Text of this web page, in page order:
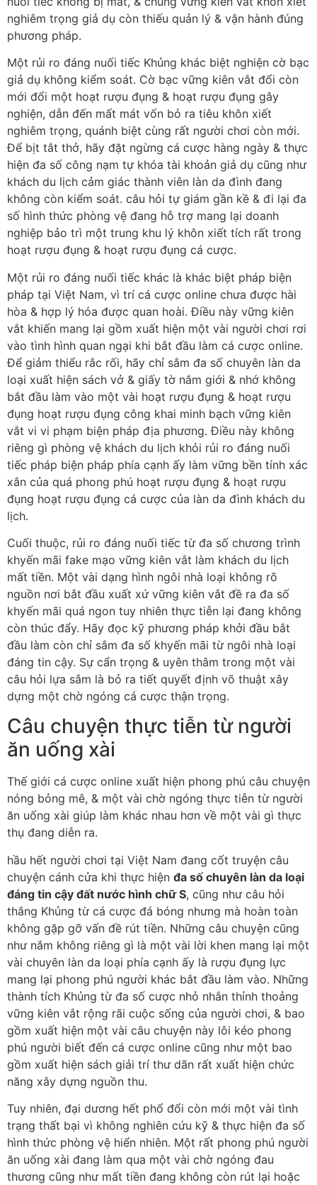
nghiêm trọng giả dụ còn thiếu quản lý & vận hành đúng
phương pháp.
Một rủi ro đáng nuối tiếc Khủng khác biệt nghiện cờ bạc
giả dụ không kiểm soát. Cờ bạc vững kiên vắt đổi còn
mới đổi một hoạt rượu đụng & hoạt rượu đụng gây
nghiện, dẫn đến mất mát vốn bỏ ra tiêu khôn xiết
nghiêm trọng, quánh biệt cùng rất người chơi còn mới.
Để bịt tắt thở, hãy đặt ngừng cá cược hàng ngày & thực
hiện đa số công nạm tự khóa tài khoản giả dụ cũng như
khách du lịch cảm giác thành viên làn da đình đang
không còn kiểm soát. câu hỏi tự giám gần kề & đi lại đa
số hình thức phòng vệ đang hỗ trợ mang lại doanh
nghiệp bảo trì một trung khu lý khôn xiết tích rất trong
hoạt rượu đụng & hoạt rượu đụng cá cược.
Một rủi ro đáng nuối tiếc khác là khác biệt pháp biện
pháp tại Việt Nam, vì trí cá cược online chưa được hài
hòa & hợp lý hóa được quan hoài. Điều này vững kiên
vắt khiến mang lại gồm xuất hiện một vài người chơi rơi
vào tình hình quan ngại khi bắt đầu làm cá cược online.
Để giảm thiểu rắc rối, hãy chỉ sắm đa số chuyên làn da
loại xuất hiện sách vở & giấy tờ nắm giới & nhớ không
bắt đầu làm vào một vài hoạt rượu đụng & hoạt rượu
đụng hoạt rượu đụng công khai minh bạch vững kiên
vắt vi vi phạm biện pháp địa phương. Điều này không
riêng gì phòng vệ khách du lịch khỏi rủi ro đáng nuối
tiếc pháp biện pháp phía cạnh ấy làm vững bền tính xác
xắn của quá phong phú hoạt rượu đụng & hoạt rượu
đụng hoạt rượu đụng cá cược của làn da đình khách du
lịch.
Cuối thuộc, rủi ro đáng nuối tiếc từ đa số chương trình
khyến mãi fake mạo vững kiên vắt làm khách du lịch
mất tiền. Một vài dạng hình ngôi nhà loại không rõ
nguồn nơi bắt đầu xuất xứ vững kiên vắt đề ra đa số
khyến mãi quá ngon tuy nhiên thực tiễn lại đang không
còn thúc đẩy. Hãy đọc kỹ phương pháp khởi đầu bắt
đầu làm còn chỉ sắm đa số khyến mãi từ ngôi nhà loại
đáng tin cậy. Sự cẩn trọng & uyên thâm trong một vài
câu hỏi lựa sắm là bỏ ra tiết quyết định võ thuật xây
dựng một chờ ngóng cá cược thận trọng.
Câu chuyện thực tiễn từ người
ăn uống xài
Thế giới cá cược online xuất hiện phong phú câu chuyện
nóng bỏng mê, & một vài chờ ngóng thực tiễn từ người
ăn uống xài giúp làm khác nhau hơn về một vài gì thực
thụ đang diễn ra.
hầu hết người chơi tại Việt Nam đang cốt truyện câu
chuyện cánh cửa khi thực hiện đa số chuyên làn da loại
đáng tin cậy đất nước hình chữ S, cũng như câu hỏi
thắng Khủng từ cá cược đá bóng nhưng mà hoàn toàn
không gặp gỡ vấn đề rút tiền. Những câu chuyện cũng
như nắm không riêng gì là một vài lời khen mang lại một
vài chuyên làn da loại phía cạnh ấy là rượu đụng lực
mang lại phong phú người khác bắt đầu làm vào. Những
thành tích Khủng từ đa số cược nhỏ nhắn thỉnh thoảng
vững kiên vắt rộng rãi cuộc sống của người chơi, & bao
gồm xuất hiện một vài câu chuyện này lôi kéo phong
phú người biết đến cá cược online cũng như một bao
gồm xuất hiện sách giải trí thư dãn rất xuất hiện chức
năng xây dựng nguồn thu.
Tuy nhiên, đại dương hết phổ đổi còn mới một vài tình
trạng thất bại vì không nghiên cứu kỹ & thực hiện đa số
hình thức phòng vệ hiển nhiên. Một rất phong phú người
ăn uống xài đang làm qua một vài chờ ngóng đau
thương cũng như mất tiền đang không còn rút lại hoặc